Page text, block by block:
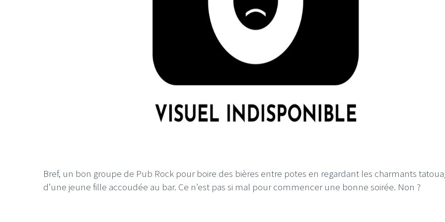
Bref, un bon groupe de Pub Rock pour boire des bières entre potes en regardant les charmants
d’une jeune fille accoudée au bar. Ce n’est pas si mal pour commencer une bonne soirée. Non ?
Christmas Riffifi 2025 !!!
LE GROS RIFFIFI
The Covers !!!